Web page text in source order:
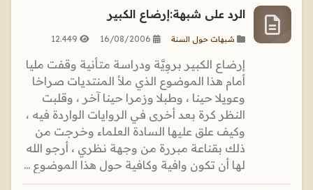
الرد على شبهة:إرضاع الكبير
شبهات حول السنة 16/08/2006
12.449
إرضاع الكبير بروِيَّة ودراسة متأنية وقفت مليا
أمام هذا الموضوع الذي ملأ المنتديات صراخا
وعويلا حينا ، وطبلا وزمرا حينا آخر ، وقلبت
النظر كرة بعد أخرى في الروايات الواردة فيه ،
وكيف علق عليها السادة العلماء وخرجت من
ذلك بقناعة مبررة من وجهة نظري ، أرجو الله
لها أن تكون وافية وكافية حول هذا الموضوع ...